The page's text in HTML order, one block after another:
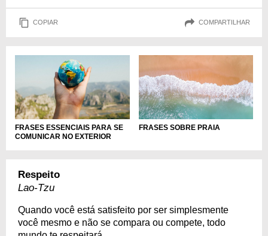
COPIAR COMPARTILHAR
FRASES ESSENCIAIS PARA SE
COMUNICAR NO EXTERIOR
FRASES SOBRE PRAIA
Respeito
Lao-Tzu
Quando você está satisfeito por ser simplesmente
você mesmo e não se compara ou compete, todo